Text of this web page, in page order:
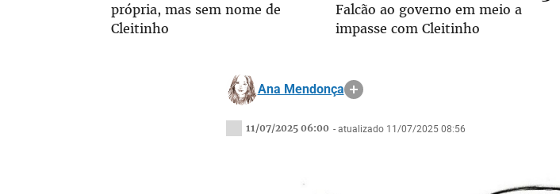
própria, mas sem nome de
Cleitinho
Falcão ao governo em meio a
impasse com Cleitinho
Ana Mendonça
11/07/2025 06:00 - atualizado 11/07/2025 08:56